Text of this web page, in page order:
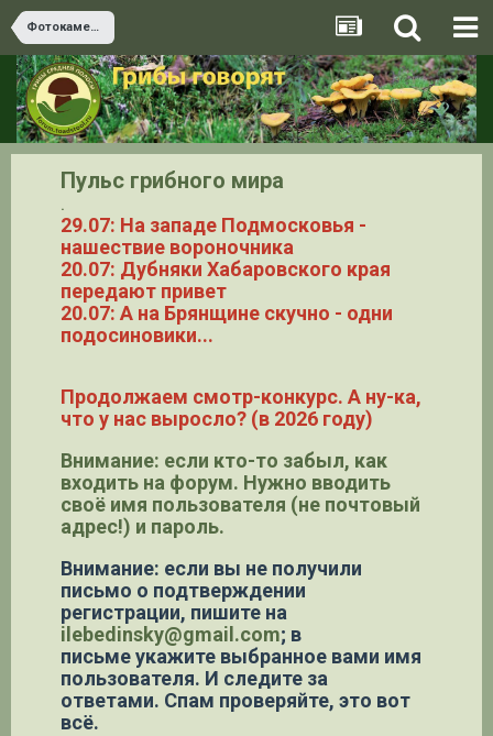
Фотокамеры и искусство фотографирования
Пульс грибного мира
.
29.07: На западе Подмосковья -
нашествие вороночника
20.07: Дубняки Хабаровского края
передают привет
20.07: А на Брянщине скучно - одни
подосиновики...
Продолжаем смотр-конкурс. А ну-ка,
что у нас выросло? (в 2026 году)
Внимание: если кто-то забыл, как
входить на форум. Нужно вводить
своё имя пользователя (не почтовый
адрес!) и пароль.
Внимание: если вы не получили
письмо о подтверждении
регистрации, пишите на
ilebedinsky@gmail.com; в
письме укажите выбранное вами имя
пользователя. И следите за
ответами. Спам проверяйте, это вот
всё.